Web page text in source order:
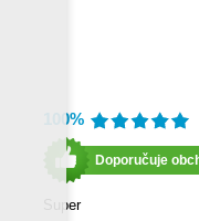
100%
Doporučuje
Super